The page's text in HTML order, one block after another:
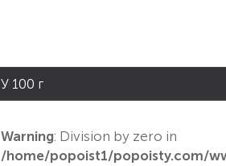
У 100 г
Warning: Division by zero in
/home/popoist1/popoisty.com/